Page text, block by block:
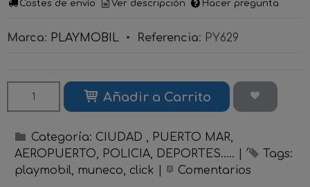
Costes de envío Ver descripción Hacer pregunta
Marca: PLAYMOBIL • Referencia: PY629
Añadir a Carrito
Categoría: CIUDAD , PUERTO MAR,
AEROPUERTO, POLICIA, DEPORTES.....
Tags:
playmobil
muneco click Comentarios